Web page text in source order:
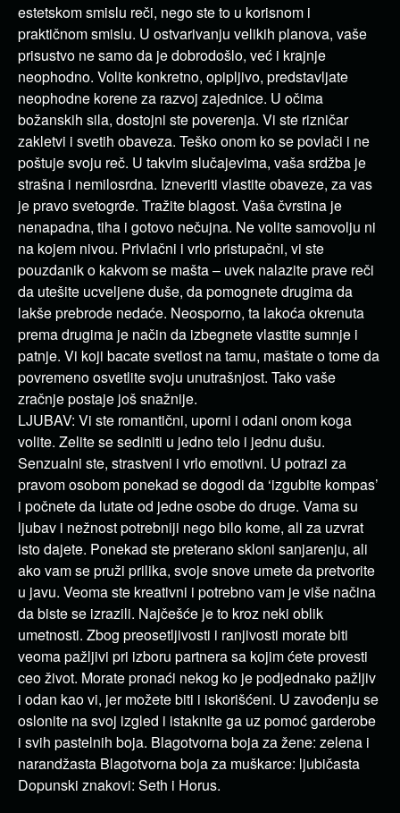
estetskom smislu reči, nego ste to u korisnom i
praktičnom smislu. U ostvarivanju velikih planova, vaše
prisustvo ne samo da je dobrodošlo, već i krajnje
neophodno. Volite konkretno, opipljivo, predstavljate
neophodne korene za razvoj zajednice. U očima
božanskih sila, dostojni ste poverenja. Vi ste rizničar
zakletvi i svetih obaveza. Teško onom ko se povlači i ne
poštuje svoju reč. U takvim slučajevima, vaša srdžba je
strašna i nemilosrdna. Izneveriti vlastite obaveze, za vas
je pravo svetogrđe. Tražite blagost. Vaša čvrstina je
nenapadna, tiha i gotovo nečujna. Ne volite samovolju ni
na kojem nivou. Privlačni i vrlo pristupačni, vi ste
pouzdanik o kakvom se mašta – uvek nalazite prave reči
da utešite ucveljene duše, da pomognete drugima da
lakše prebrode nedaće. Neosporno, ta lakoća okrenuta
prema drugima je način da izbegnete vlastite sumnje i
patnje. Vi koji bacate svetlost na tamu, maštate o tome da
povremeno osvetlite svoju unutrašnjost. Tako vaše
zračnje postaje još snažnije.
LJUBAV: Vi ste romantični, uporni i odani onom koga
volite. Zelite se sediniti u jedno telo i jednu dušu.
Senzualni ste, strastveni i vrlo emotivni. U potrazi za
pravom osobom ponekad se dogodi da ‘izgubite kompas’
i počnete da lutate od jedne osobe do druge. Vama su
ljubav i nežnost potrebniji nego bilo kome, ali za uzvrat
isto dajete. Ponekad ste preterano skloni sanjarenju, ali
ako vam se pruži prilika, svoje snove umete da pretvorite
u javu. Veoma ste kreativni i potrebno vam je više načina
da biste se izrazili. Najčešće je to kroz neki oblik
umetnosti. Zbog preosetljivosti i ranjivosti morate biti
veoma pažljivi pri izboru partnera sa kojim ćete provesti
ceo život. Morate pronaći nekog ko je podjednako pažljiv
i odan kao vi, jer možete biti i iskorišćeni. U zavođenju se
oslonite na svoj izgled i istaknite ga uz pomoć garderobe
i svih pastelnih boja. Blagotvorna boja za žene: zelena i
narandžasta Blagotvorna boja za muškarce: ljubičasta
Dopunski znakovi: Seth i Horus.